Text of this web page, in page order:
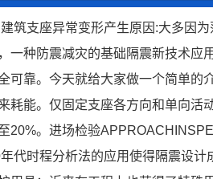
筑支座异常变形产生原因:大多因
一种防震减灾的基础隔震新技术应
可靠。今天就给大家做一个简单的
耗能。仅固定支座各方向和单向活
20%。进场检验
代时程分析法的应用使得隔震设